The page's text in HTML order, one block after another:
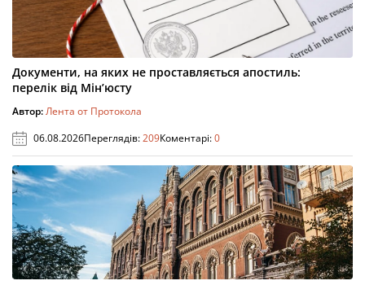
Документи, на яких не проставляється апостиль:
перелік від Мін’юсту
Автор:Лента от Протокола
06.08.2026Переглядів:209Коментарі:0